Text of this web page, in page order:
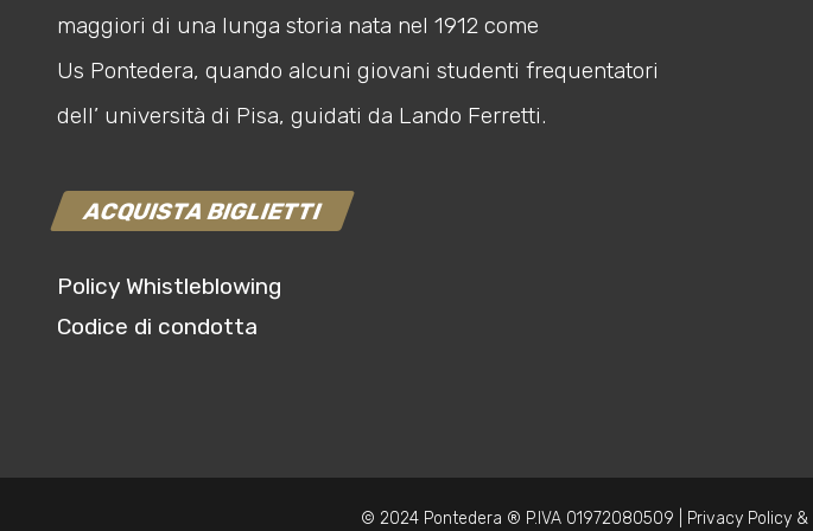
maggiori di una lunga storia nata nel 1912 come
Us Pontedera, quando alcuni giovani studenti frequentatori
dell’ università di Pisa, guidati da Lando Ferretti.
ACQUISTA BIGLIETTI
Policy Whistleblowing
Codice di condotta
© 2024 Pontedera ® P.IVA 01972080509 | Privacy Policy &